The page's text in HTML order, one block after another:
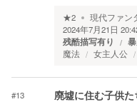
★2 現代ファン
2024年7月21日
残酷描写有り
魔法 女主人公
#13 廃墟に住む子供